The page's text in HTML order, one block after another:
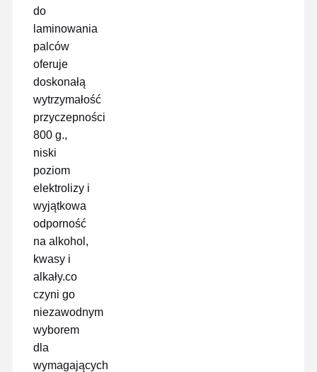
Wycieczka
Po Fabryce
Taśma PET
Taśma Kapton
Taśma dwustronna
Taśma maskująca
Folia PET
do
laminowania
palców
oferuje
doskonałą
wytrzymałość
przyczepności
800 g.,
niski
poziom
elektrolizy i
wyjątkowa
odporność
na alkohol,
kwasy i
alkały.co
czyni go
niezawodnym
wyborem
dla
wymagających